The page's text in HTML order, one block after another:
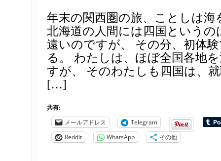
年末の関西圏の旅、ことしは海
北海道の人間には四国という
遠いのですが、 その分、初体
る。 わたしは、ほぼ全国各地
すが、 そのわたしも四国は、
[…]
共有:
メールアドレス
Telegram
Reddit
WhatsApp その他